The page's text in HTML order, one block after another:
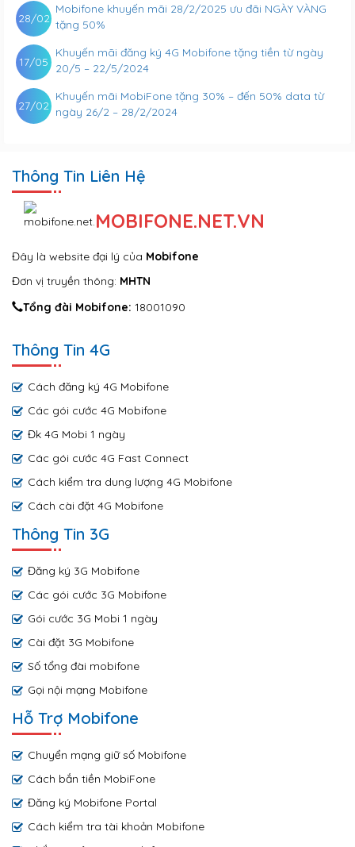
Mobifone khuyến mãi 28/2/2025 ưu đãi NGÀY VÀNG
tặng 50%
28/02
Khuyến mãi đăng ký 4G Mobifone tặng tiền từ ngày
20/5 – 22/5/2024
17/05
Khuyến mãi MobiFone tặng 30% – đến 50% data từ
ngày 26/2 – 28/2/2024
27/02
Thông Tin Liên Hệ
MOBIFONE.NET.VN
Đây là website đại lý của Mobifone
Đơn vị truyền thông: MHTN
Tổng đài Mobifone: 18001090
Thông Tin 4G
Cách đăng ký 4G Mobifone
Các gói cước 4G Mobifone
Đk 4G Mobi 1 ngày
Các gói cước 4G Fast Connect
Cách kiểm tra dung lượng 4G Mobifone
Cách cài đặt 4G Mobifone
Thông Tin 3G
Đăng ký 3G Mobifone
Các gói cước 3G Mobifone
Gói cước 3G Mobi 1 ngày
Cài đặt 3G Mobifone
Số tổng đài mobifone
Gọi nội mạng Mobifone
Hỗ Trợ Mobifone
Chuyển mạng giữ số Mobifone
Cách bắn tiền MobiFone
Đăng ký Mobifone Portal
Cách kiểm tra tài khoản Mobifone